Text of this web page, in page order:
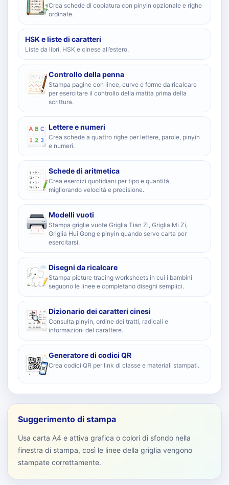
Crea schede di copiatura con pinyin opzionale e righe
ordinate.
HSK e liste di caratteri
Liste da libri, HSK e cinese all’estero.
Controllo della penna
Stampa pagine con linee, curve e forme da ricalcare
per esercitare il controllo della matita prima della
scrittura.
Lettere e numeri
Crea schede a quattro righe per lettere, parole, pinyin
e numeri.
Schede di aritmetica
Crea esercizi quotidiani per tipo e quantità,
migliorando velocità e precisione.
Modelli vuoti
Stampa griglie vuote Griglia Tian Zi, Griglia Mi Zi,
Griglia Hui Gong e pinyin quando serve carta per
esercitarsi.
Disegni da ricalcare
Stampa picture tracing worksheets in cui i bambini
seguono le linee e completano disegni semplici.
Dizionario dei caratteri cinesi
Consulta pinyin, ordine dei tratti, radicali e
informazioni del carattere.
Generatore di codici QR
Crea codici QR per link di classe e materiali stampati.
Suggerimento di stampa
Usa carta A4 e attiva grafica o colori di sfondo nella
finestra di stampa, così le linee della griglia vengono
stampate correttamente.